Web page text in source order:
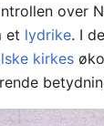
over
et lydrike. I
kirkes